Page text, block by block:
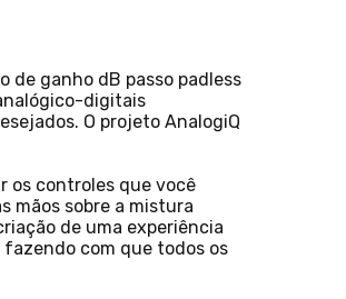
de ganho dB passo padless
digitais
O projeto AnalogiQ
os controles que você
mãos sobre a mistura
de uma experiência
com que todos os